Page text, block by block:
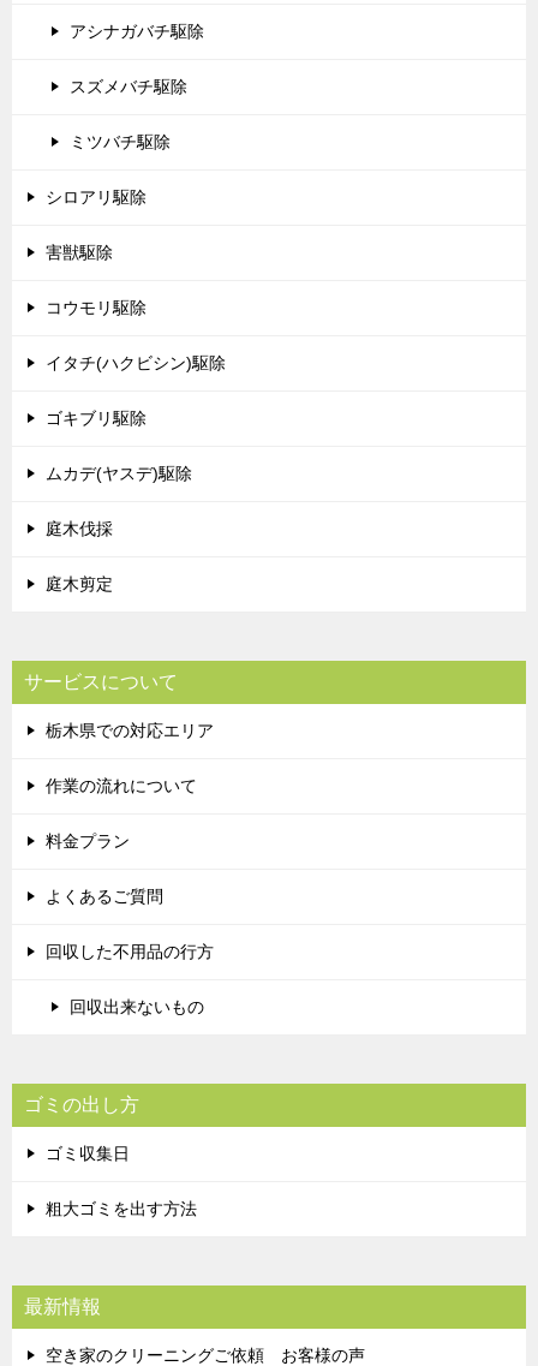
アシナガバチ駆除
スズメバチ駆除
ミツバチ駆除
シロアリ駆除
害獣駆除
コウモリ駆除
イタチ(ハクビシン)駆除
ゴキブリ駆除
ムカデ(ヤスデ)駆除
庭木伐採
庭木剪定
サービスについて
栃木県での対応エリア
作業の流れについて
料金プラン
よくあるご質問
回収した不用品の行方
回収出来ないもの
ゴミの出し方
ゴミ収集日
粗大ゴミを出す方法
最新情報
空き家のクリーニングご依頼 お客様の声